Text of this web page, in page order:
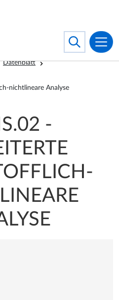
Datenblatt
nichtlineare Analyse
-